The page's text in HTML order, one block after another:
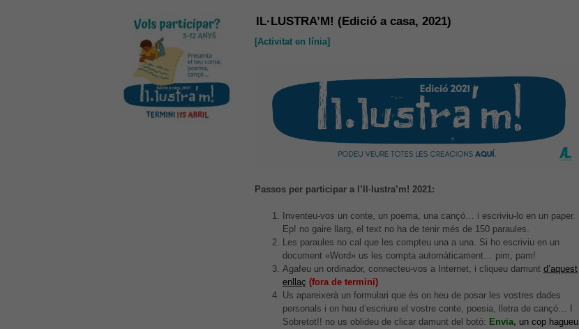
IL·LUSTRA’M! (Edició a casa, 2021)
[Activitat en línia]
Passos per participar a l’Il·lustra’m! 2021:
Inventeu-vos un conte, un poema, una cançó… i escriviu-lo en un paper.
Ep! no gaire llarg, el text no ha de tenir més de 150 paraules.
Les paraules no cal que les compteu una a una. Si ho escriviu en un
document «Word» us les compta automàticament… pim, pam!
Agafeu un ordinador, connecteu-vos a Internet, i cliqueu damunt d’aquest
enllaç (fora de termini)
Us apareixerà un formulari que és on heu de posar les vostres dades
personals i on heu d’escriure el vostre conte, poesia, lletra de cançó… I
Sobretot!! no us oblideu de clicar damunt del botó: Envia, un cop hagueu